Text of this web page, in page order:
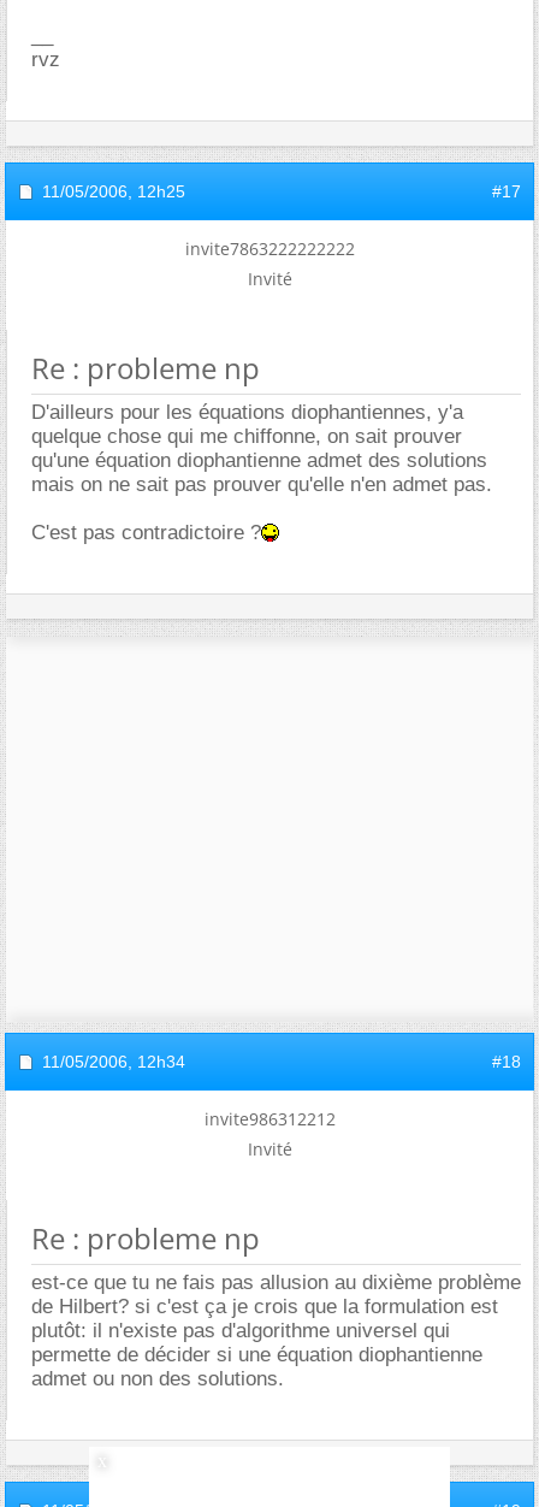
rvz
11/05/2006, 12h25 #17
invite7863222222222
Invité
Re : probleme np
D'ailleurs pour les équations diophantiennes, y'a
quelque chose qui me chiffonne, on sait prouver
qu'une équation diophantienne admet des solutions
mais on ne sait pas prouver qu'elle n'en admet pas.
C'est pas contradictoire ?
11/05/2006, 12h34 #18
invite986312212
Invité
Re : probleme np
est-ce que tu ne fais pas allusion au dixième problème
de Hilbert? si c'est ça je crois que la formulation est
plutôt: il n'existe pas d'algorithme universel qui
permette de décider si une équation diophantienne
admet ou non des solutions.